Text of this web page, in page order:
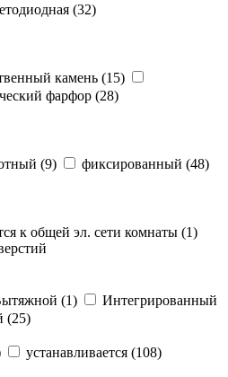
(32)
камень (15)
фарфор (28)
(9) фиксированный (48)
к общей эл. сети комнаты (1)
(1)
Интегрированный
(25)
устанавливается (108)